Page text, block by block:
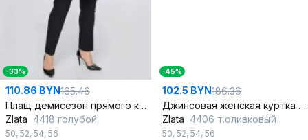
-33%
110.86 BYN165.46
Плащ демисезон прямого кроя на пуговицах
Zlata 4418 голубой
50, 52, 54, 56
-45%
102.5 BYN186.36
Джинсовая женская куртка свободного силуэта с капюшоном
Zlata 4406 т.оливковый
50, 52, 54, 56